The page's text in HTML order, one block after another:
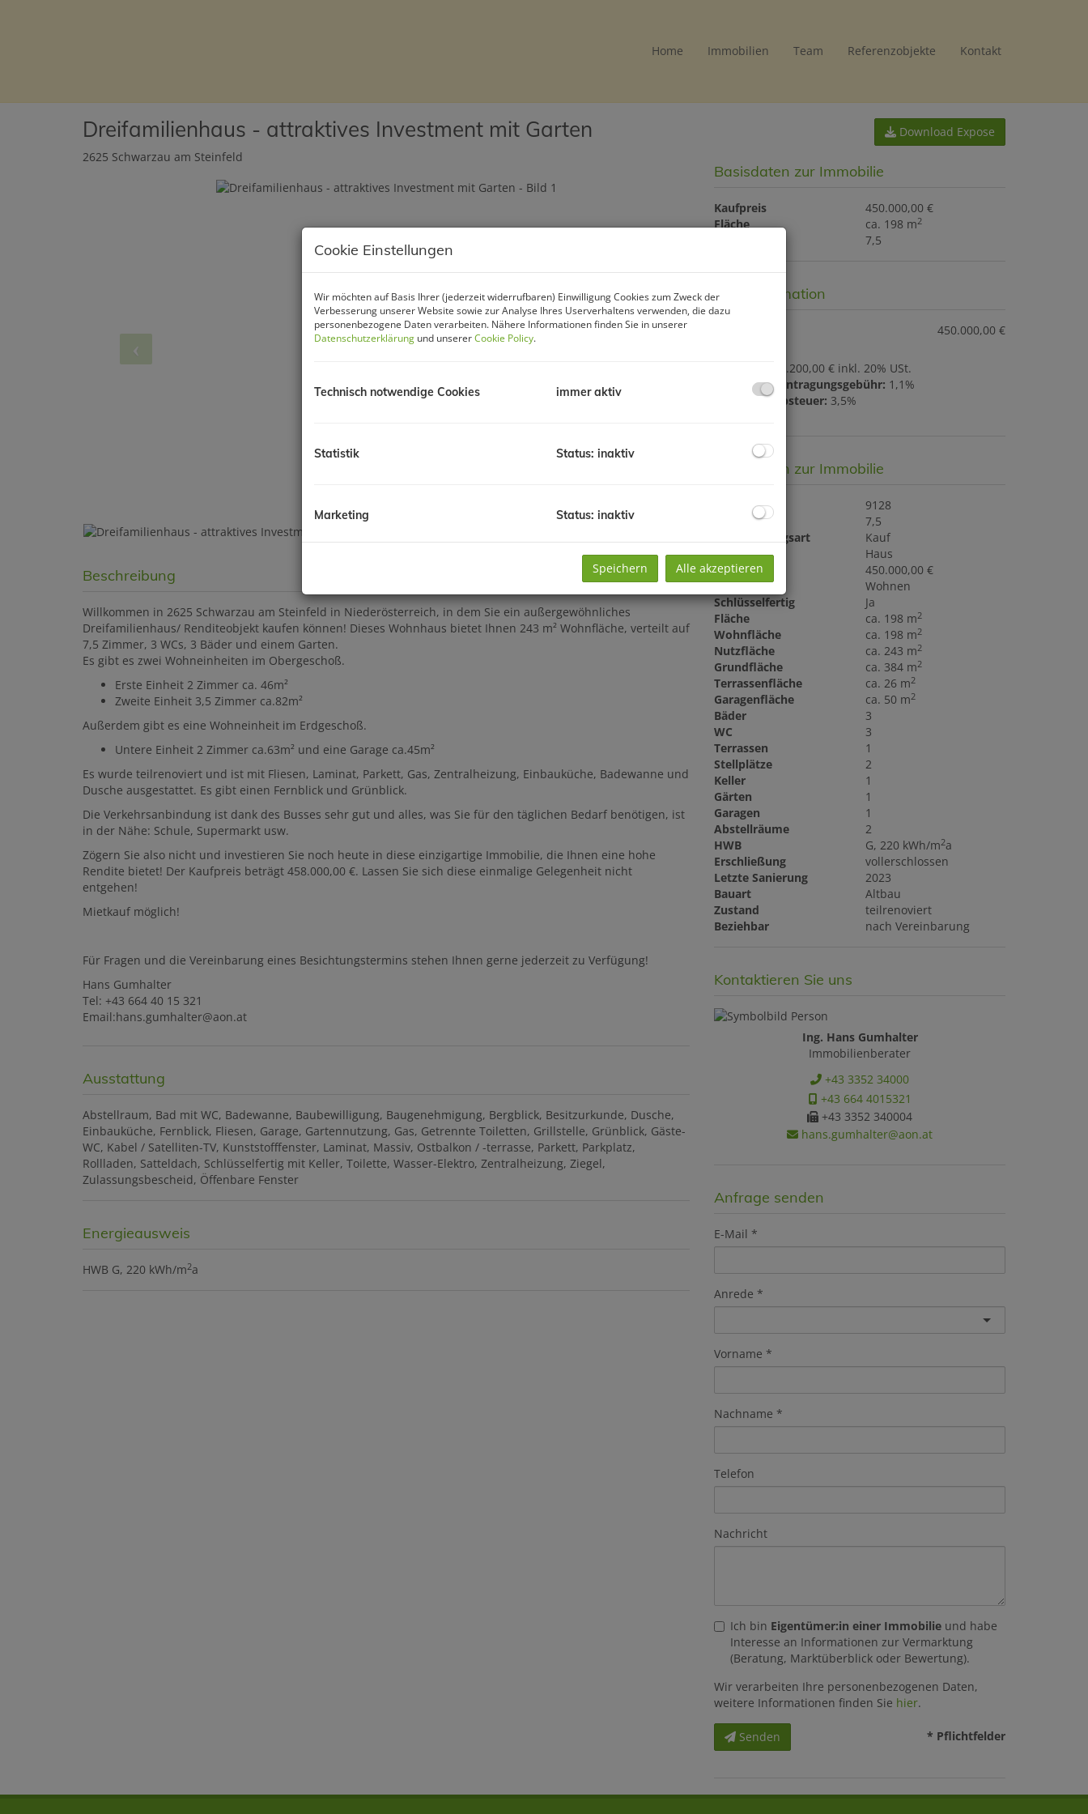
Home Immobilien Team Referenzobjekte Kontakt
Dreifamilienhaus - attraktives Investment mit Garten
2625 Schwarzau am Steinfeld
Beschreibung
Willkommen in 2625 Schwarzau am Steinfeld in Niederösterreich, in dem Sie ein außergewöhnliches
Dreifamilienhaus/ Renditeobjekt kaufen können! Dieses Wohnhaus bietet Ihnen 243 m² Wohnfläche, verteilt auf
7,5 Zimmer, 3 WCs, 3 Bäder und einem Garten.
Es gibt es zwei Wohneinheiten im Obergeschoß.
Erste Einheit 2 Zimmer ca. 46m²
Zweite Einheit 3,5 Zimmer ca.82m²
Außerdem gibt es eine Wohneinheit im Erdgeschoß.
Untere Einheit 2 Zimmer ca.63m² und eine Garage ca.45m²
Es wurde teilrenoviert und ist mit Fliesen, Laminat, Parkett, Gas, Zentralheizung, Einbauküche, Badewanne und
Dusche ausgestattet. Es gibt einen Fernblick und Grünblick.
Die Verkehrsanbindung ist dank des Busses sehr gut und alles, was Sie für den täglichen Bedarf benötigen, ist
in der Nähe: Schule, Supermarkt usw.
Zögern Sie also nicht und investieren Sie noch heute in diese einzigartige Immobilie, die Ihnen eine hohe
Rendite bietet! Der Kaufpreis beträgt 458.000,00 €. Lassen Sie sich diese einmalige Gelegenheit nicht
entgehen!
Mietkauf möglich!
Für Fragen und die Vereinbarung eines Besichtungstermins stehen Ihnen gerne jederzeit zu Verfügung!
Hans Gumhalter
Tel: +43 664 40 15 321
Email:hans.gumhalter@aon.at
Ausstattung
Abstellraum Bad mit WC Badewanne Baubewilligung Baugenehmigung Bergblick Besitzurkunde Dusche
Einbauküche Fernblick Fliesen Garage Gartennutzung Gas Getrennte Toiletten Grillstelle Grünblick Gäste-
WC Kabel / Satelliten-TV Kunststofffenster Laminat Massiv Ostbalkon / -terrasse Parkett Parkplatz
Rollladen Satteldach Schlüsselfertig mit Keller Toilette Wasser-Elektro Zentralheizung Ziegel
Zulassungsbescheid Öffenbare Fenster
Energieausweis
HWB G, 220 kWh/m2a
Download Expose
Basisdaten zur Immobilie
Kaufpreis
450.000,00 €
Fläche
ca. 198 m2
7,5
Preisinformation
450.000,00 €
16.200,00 € inkl. 20% USt.
Grundbucheintragungsgebühr: 1,1%
Grunderwerbsteuer: 3,5%
Basisdaten zur Immobilie
Objektnr.
9128
Zimmer
7,5
Vermarktungsart
Kauf
Objektart
Haus
Kaufpreis
450.000,00 €
Nutzungsart
Wohnen
Schlüsselfertig
Ja
Fläche
ca. 198 m2
Wohnfläche ca. 198 m2
Nutzfläche ca. 243 m2
Grundfläche ca. 384 m2
Terrassenfläche ca. 26 m2
Garagenfläche ca. 50 m2
Bäder
3
WC
3
Terrassen
1
Stellplätze
2
Keller
1
Gärten
1
Garagen
1
Abstellräume
2
HWB
G, 220 kWh/m2a
Erschließung
vollerschlossen
Letzte Sanierung
2023
Bauart
Altbau
Zustand
teilrenoviert
Beziehbar
nach Vereinbarung
Kontaktieren Sie uns
Ing. Hans Gumhalter
Immobilienberater
+43 3352 34000
+43 664 4015321
+43 3352 340004
hans.gumhalter@aon.at
Anfrage senden
E-Mail
Anrede
Vorname
Nachname
Telefon
Nachricht
Ich bin Eigentümer:in einer Immobilie und habe
Interesse an Informationen zur Vermarktung
(Beratung, Marktüberblick oder Bewertung).
Wir verarbeiten Ihre personenbezogenen Daten,
weitere Informationen finden Sie hier.
Senden * Pflichtfelder
Cookie Einstellungen
Wir möchten auf Basis Ihrer (jederzeit widerrufbaren) Einwilligung Cookies zum Zweck der
Verbesserung unserer Website sowie zur Analyse Ihres Userverhaltens verwenden, die dazu
personenbezogene Daten verarbeiten. Nähere Informationen finden Sie in unserer
Datenschutzerklärung und unsererCookie Policy.
Technisch notwendige Cookies immer aktiv
Statistik Status: inaktiv
Marketing Status: inaktiv
Speichern Alle akzeptieren